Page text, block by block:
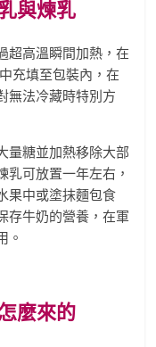
與煉乳
超高溫瞬間加熱，在
充填至包裝內，在
無法冷藏時特別方
量糖並加熱移除大部
乳可放置一年左右，
果中或塗抹麵包食
存牛奶的營養，在軍
。
麼來的